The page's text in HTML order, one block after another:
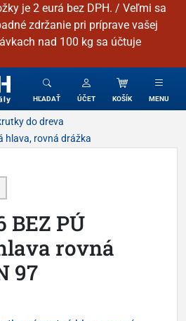
je 2 eurá bez DPH. / Veľmi sa
zdržanie pri príprave vašej
nad 100 kg sa účtuje
HĽADAŤ ÚČET KOŠÍK MENU
do dreva
hlava, rovná drážka
BEZ PÚ
rovná
97